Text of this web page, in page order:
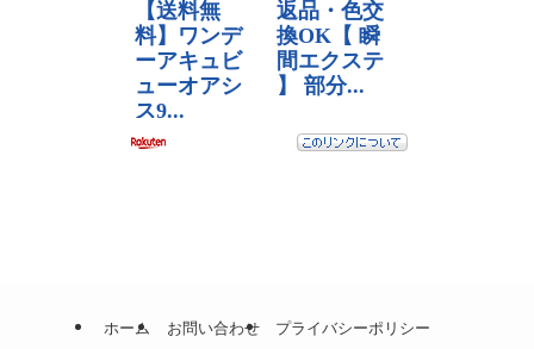
ホーム お問い合わせ プライバシーポリシー